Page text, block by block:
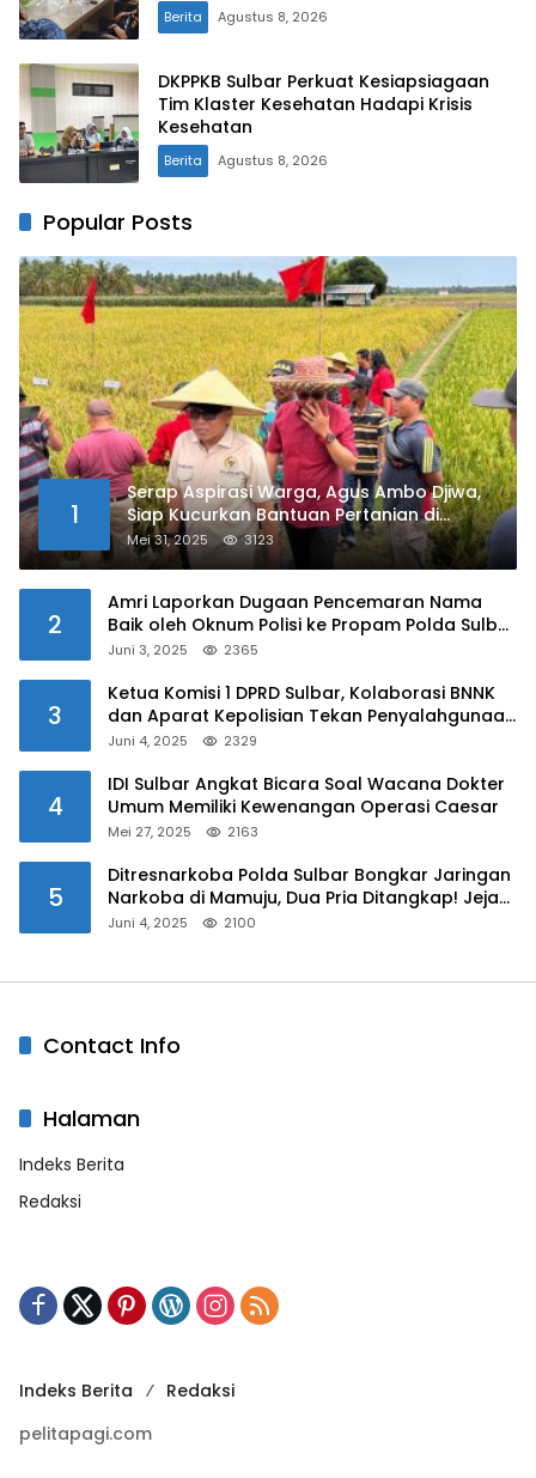
Laut
Berita Agustus 8, 2026
DKPPKB Sulbar Perkuat Kesiapsiagaan
Tim Klaster Kesehatan Hadapi Krisis
Kesehatan
Berita Agustus 8, 2026
Popular Posts
1
Serap Aspirasi Warga, Agus Ambo Djiwa,
Siap Kucurkan Bantuan Pertanian di
Kalukku
Mei 31, 2025 3123
2
Amri Laporkan Dugaan Pencemaran Nama
Baik oleh Oknum Polisi ke Propam Polda Sulbar
Juni 3, 2025 2365
3
Ketua Komisi 1 DPRD Sulbar, Kolaborasi BNNK
dan Aparat Kepolisian Tekan Penyalahgunaan
Juni 4, 2025 2329
4
IDI Sulbar Angkat Bicara Soal Wacana Dokter
Umum Memiliki Kewenangan Operasi Caesar
Mei 27, 2025 2163
5
Ditresnarkoba Polda Sulbar Bongkar Jaringan
Narkoba di Mamuju, Dua Pria Ditangkap! Jejak
Juni 4, 2025 2100
Contact Info
Halaman
Indeks Berita
Redaksi
Indeks Berita
Redaksi
pelitapagi.com